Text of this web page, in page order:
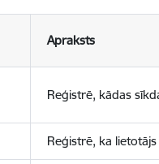
Apraksts
Reģistrē, kādas
Reģistrē, ka